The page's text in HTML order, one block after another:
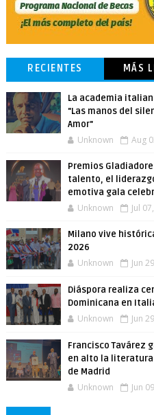
RECIENTES MÁS
La academia
"Las manos del
Amor"
Unknown Aug
Premios
talento, el
emotiva gala
Unknown Jul
Milano vive
2026
Unknown Jun
Diáspora realiza
Dominicana en
Unknown Jun
Francisco Tavárez
en alto la literatura
de Madrid
Unknown Jun